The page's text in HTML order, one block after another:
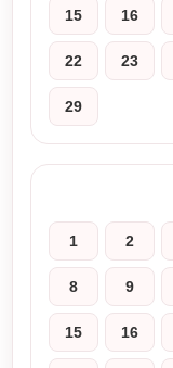
15 16
22 23
29
1 2
8 9
15 16